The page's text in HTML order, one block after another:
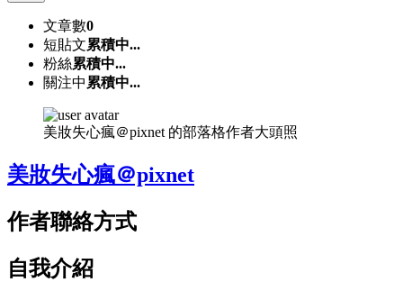
文章數0
短貼文累積中...
粉絲累積中...
關注中 累積中...
美妝失心瘋＠pixnet 的部落格作者大頭照
美妝失心瘋＠pixnet
作者聯絡方式
自我介紹